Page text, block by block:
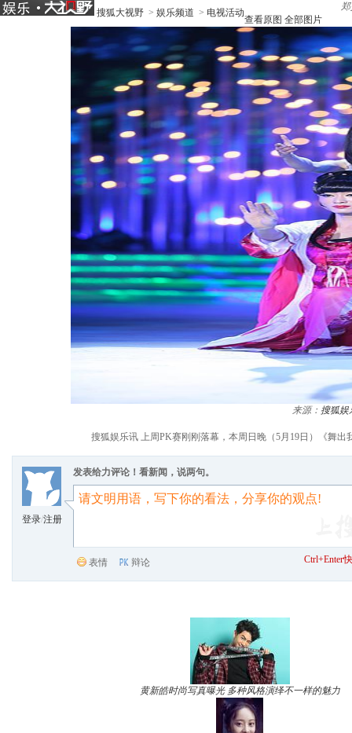
搜狐大视野 > 娱乐频道 > 电视活动
查看原图 全部图片
来源： 搜狐娱
搜狐娱乐讯 上周PK赛刚刚落幕，本周日晚（5月19日）《舞
登录/注册
发表给力评论！看新闻，说两句。
表情 辩论 Ctrl+Enter
黄新皓时尚写真曝光 多种风格演绎不一样的魅力